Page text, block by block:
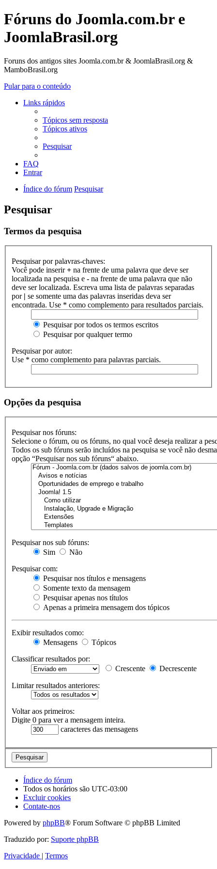
Fóruns do Joomla.com.br e
JoomlaBrasil.org
Foruns dos antigos sites Joomla.com.br & JoomlaBrasil.org &
MamboBrasil.org
Pular para o conteúdo
Links rápidos
Tópicos sem resposta
Tópicos ativos
Pesquisar
FAQ
Entrar
Índice do fórum Pesquisar
Pesquisar
Termos da pesquisa
Pesquisar por palavras-chaves:
Você pode inserir+ na frente de uma palavra que deve ser
localizada na pesquisa e - na frente de uma palavra que não
deve ser localizada. Escreva uma lista de palavras separadas
por | se somente uma das palavras inseridas deva ser
encontrada. Use * como complemento para resultados parciais.
Pesquisar por todos os termos escritos
Pesquisar por qualquer termo
Pesquisar por autor:
Use * como complemento para palavras parciais.
Opções da pesquisa
Pesquisar nos fóruns:
Selecione o fórum, ou os fóruns, no qual você deseja realizar a
Todos os sub fóruns serão incluídos na pesquisa se você não
opção “Pesquisar nos sub fóruns“ abaixo.
Pesquisar nos sub fóruns:
Sim
Não
Pesquisar com:
Pesquisar nos títulos e mensagens
Somente texto da mensagem
Pesquisar apenas nos títulos
Apenas a primeira mensagem dos tópicos
Exibir resultados como:
Mensagens
Tópicos
Classificar resultados por:
Crescente
Decrescente
Limitar resultados anteriores:
Voltar aos primeiros:
Digite 0 para ver a mensagem inteira.
caracteres das mensagens
Índice do fórum
Todos os horários são UTC-03:00
Excluir cookies
Contate-nos
Powered by phpBB® Forum Software © phpBB Limited
Traduzido por: Suporte phpBB
Privacidade | Termos